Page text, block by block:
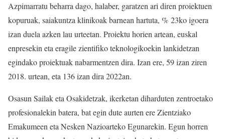
Azpimarratu beharra dago, halaber, garatzen ari diren proiektuen
kopuruak, saiakuntza klinikoak barnean hartuta, % 23ko igoera
izan duela azken lau urteetan. Proiektu horien artean, euskal
enpresekin eta eragile zientifiko teknologikoekin lankidetzan
egindako proiektuak nabarmentzen dira. Izan ere, 59 izan ziren
2018. urtean, eta 136 izan dira 2022an.
Osasun Sailak eta Osakidetzak, ikerketan diharduten zentroetako
profesionalekin batera, bat egin dute aurten ere Zientziako
Emakumeen eta Nesken Nazioarteko Egunarekin. Egun horren